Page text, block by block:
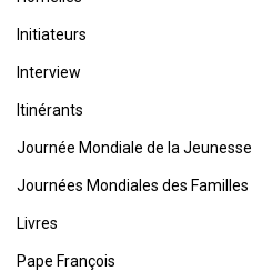
Initiateurs
Interview
Itinérants
Journée Mondiale de la Jeunesse
Journées Mondiales des Familles
Livres
Pape François